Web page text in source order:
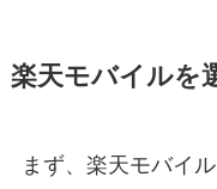
楽天モバイルを
まず、楽天モバイ